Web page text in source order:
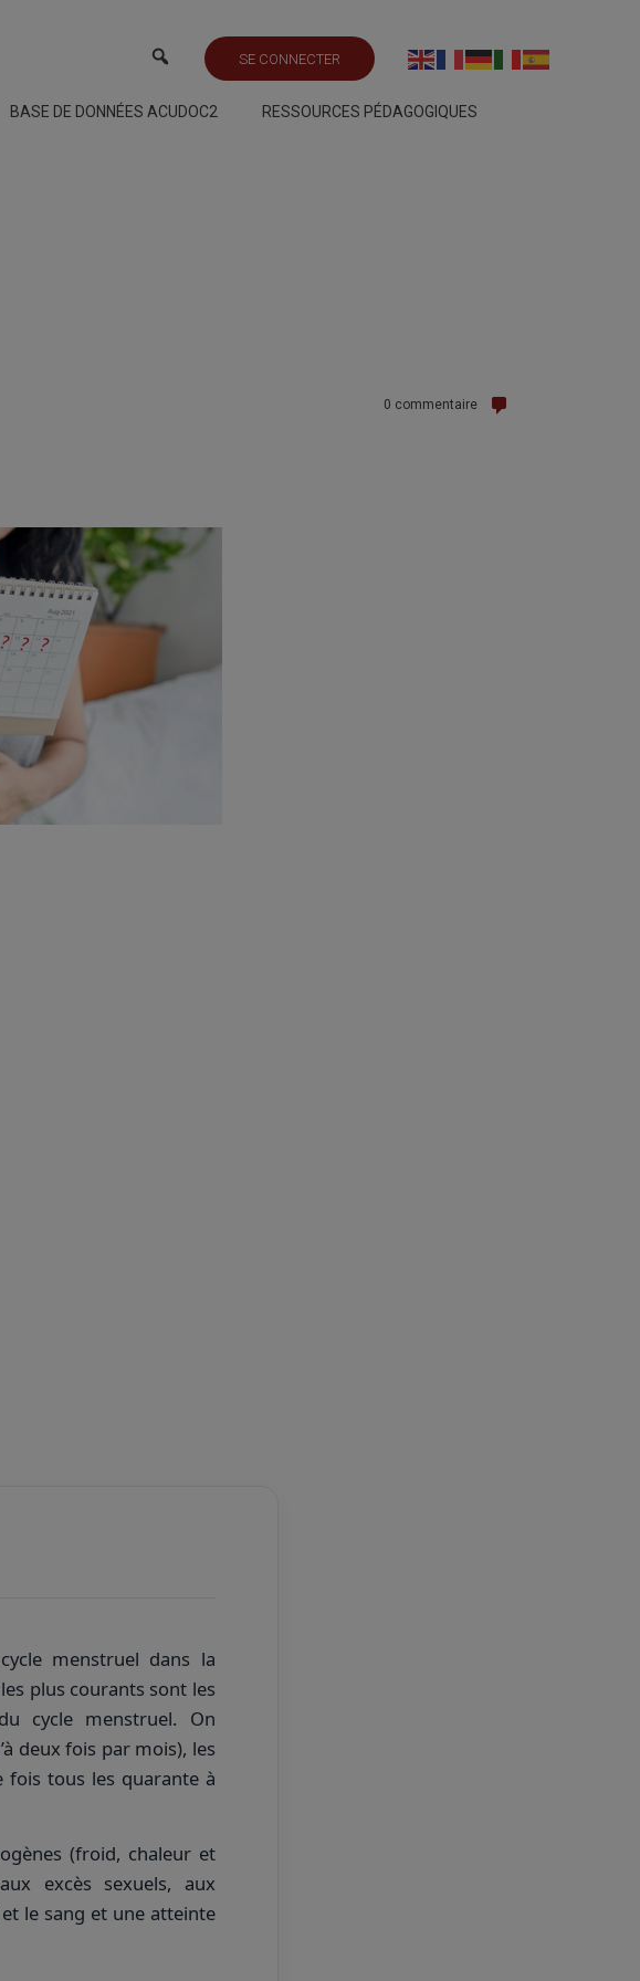
SE CONNECTER
BASE DE DONNÉES ACUDOC2
RESSOURCES PÉDAGOGIQUES
0 commentaire
menstruel dans la
plus courants sont les
cycle menstruel. On
deux fois par mois), les
tous les quarante à
(froid, chaleur et
excès sexuels, aux
le sang et une atteinte